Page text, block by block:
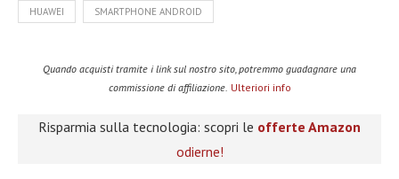
HUAWEI SMARTPHONE ANDROID
Quando acquisti tramite i link sul nostro sito, potremmo guadagnare una
commissione di affiliazione. Ulteriori info
Risparmia sulla tecnologia: scopri le offerte Amazon
odierne!